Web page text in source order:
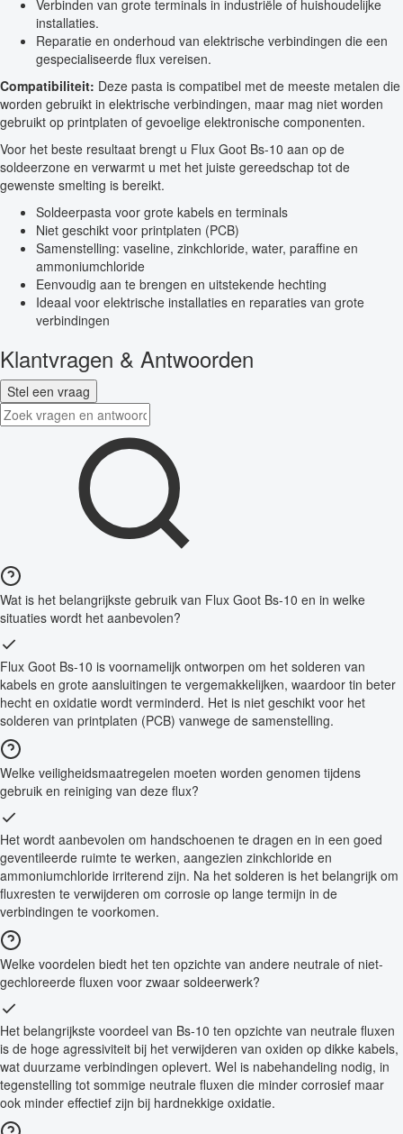
Verbinden van grote terminals in industriële of huishoudelijke
installaties.
Reparatie en onderhoud van elektrische verbindingen die een
gespecialiseerde flux vereisen.
Compatibiliteit: Deze pasta is compatibel met de meeste metalen die
worden gebruikt in elektrische verbindingen, maar mag niet worden
gebruikt op printplaten of gevoelige elektronische componenten.
Voor het beste resultaat brengt u Flux Goot Bs-10 aan op de
soldeerzone en verwarmt u met het juiste gereedschap tot de
gewenste smelting is bereikt.
Soldeerpasta voor grote kabels en terminals
Niet geschikt voor printplaten (PCB)
Samenstelling: vaseline, zinkchloride, water, paraffine en
ammoniumchloride
Eenvoudig aan te brengen en uitstekende hechting
Ideaal voor elektrische installaties en reparaties van grote
verbindingen
Klantvragen & Antwoorden
Stel een vraag
Wat is het belangrijkste gebruik van Flux Goot Bs-10 en in welke
situaties wordt het aanbevolen?
Flux Goot Bs-10 is voornamelijk ontworpen om het solderen van
kabels en grote aansluitingen te vergemakkelijken, waardoor tin beter
hecht en oxidatie wordt verminderd. Het is niet geschikt voor het
solderen van printplaten (PCB) vanwege de samenstelling.
Welke veiligheidsmaatregelen moeten worden genomen tijdens
gebruik en reiniging van deze flux?
Het wordt aanbevolen om handschoenen te dragen en in een goed
geventileerde ruimte te werken, aangezien zinkchloride en
ammoniumchloride irriterend zijn. Na het solderen is het belangrijk om
fluxresten te verwijderen om corrosie op lange termijn in de
verbindingen te voorkomen.
Welke voordelen biedt het ten opzichte van andere neutrale of niet-
gechloreerde fluxen voor zwaar soldeerwerk?
Het belangrijkste voordeel van Bs-10 ten opzichte van neutrale fluxen
is de hoge agressiviteit bij het verwijderen van oxiden op dikke kabels,
wat duurzame verbindingen oplevert. Wel is nabehandeling nodig, in
tegenstelling tot sommige neutrale fluxen die minder corrosief maar
ook minder effectief zijn bij hardnekkige oxidatie.